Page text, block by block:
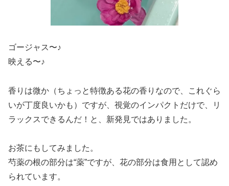
ゴージャス〜♪
映える〜♪
香りは微か（ちょっと特徴ある花の香りなので、これぐら
いが丁度良いかも）ですが、視覚のインパクトだけで、リ
ラックスできるんだ！と、新発見ではありました。
お茶にもしてみました。
芍薬の根の部分は“薬”ですが、花の部分は食用として認め
られています。